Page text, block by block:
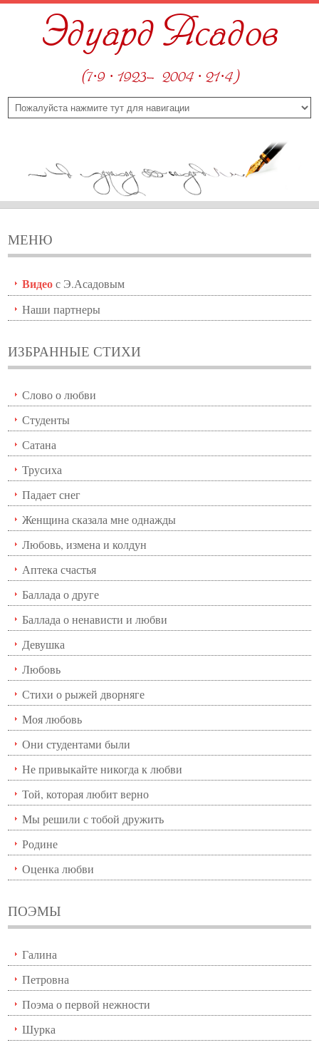
Эдуард Асадов
(7·9 · 1923—2004 · 21·4)
МЕНЮ
Видеос Э.Асадовым
Наши партнеры
ИЗБРАННЫЕ СТИХИ
Слово о любви
Студенты
Сатана
Трусиха
Падает снег
Женщина сказала мне однажды
Любовь, измена и колдун
Аптека счастья
Баллада о друге
Баллада о ненависти и любви
Девушка
Любовь
Стихи о рыжей дворняге
Моя любовь
Они студентами были
Не привыкайте никогда к любви
Той, которая любит верно
Мы решили с тобой дружить
Родине
Оценка любви
ПОЭМЫ
Галина
Петровна
Поэма о первой нежности
Шурка